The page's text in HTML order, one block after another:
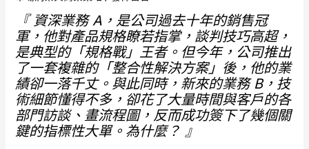
『 資深業務 A，是公司過去十年的銷售冠
軍，他對產品規格瞭若指掌，談判技巧高超，
是典型的「規格戰」 王者。但今年，公司推出
了一套複雜的「整合性解決方案」 後，他的業
績卻一落千丈。與此同時，新來的業務 B，技
術細節懂得不多，卻花了大量時間與客戶的各
部門訪談、畫流程圖，反而成功簽下了幾個關
鍵的指標性大單。為什麼？ 』